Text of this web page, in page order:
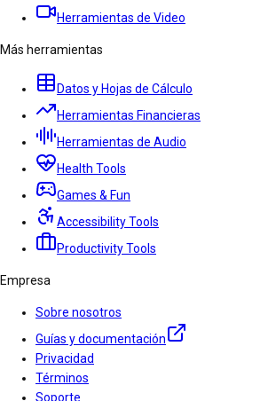
Herramientas de Video
Más herramientas
Datos y Hojas de Cálculo
Herramientas Financieras
Herramientas de Audio
Health Tools
Games & Fun
Accessibility Tools
Productivity Tools
Empresa
Sobre nosotros
Guías y documentación
Privacidad
Términos
Soporte